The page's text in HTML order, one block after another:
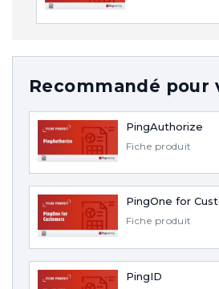
Recommandé pour
PingAuthorize
Fiche produit
PingOne for
Fiche produit
PingID